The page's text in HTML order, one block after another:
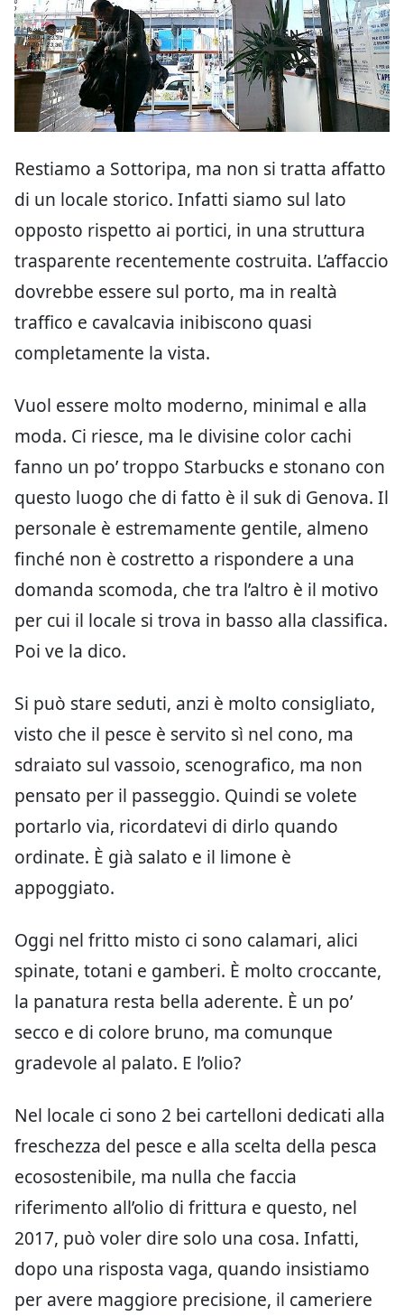
Restiamo a Sottoripa, ma non si tratta affatto
di un locale storico. Infatti siamo sul lato
opposto rispetto ai portici, in una struttura
trasparente recentemente costruita. L’affaccio
dovrebbe essere sul porto, ma in realtà
traffico e cavalcavia inibiscono quasi
completamente la vista.
Vuol essere molto moderno, minimal e alla
moda. Ci riesce, ma le divisine color cachi
fanno un po’ troppo Starbucks e stonano con
questo luogo che di fatto è il suk di Genova. Il
personale è estremamente gentile, almeno
finché non è costretto a rispondere a una
domanda scomoda, che tra l’altro è il motivo
per cui il locale si trova in basso alla classifica.
Poi ve la dico.
Si può stare seduti, anzi è molto consigliato,
visto che il pesce è servito sì nel cono, ma
sdraiato sul vassoio, scenografico, ma non
pensato per il passeggio. Quindi se volete
portarlo via, ricordatevi di dirlo quando
ordinate. È già salato e il limone è
appoggiato.
Oggi nel fritto misto ci sono calamari, alici
spinate, totani e gamberi. È molto croccante,
la panatura resta bella aderente. È un po’
secco e di colore bruno, ma comunque
gradevole al palato. E l’olio?
Nel locale ci sono 2 bei cartelloni dedicati alla
freschezza del pesce e alla scelta della pesca
ecosostenibile, ma nulla che faccia
riferimento all’olio di frittura e questo, nel
2017, può voler dire solo una cosa. Infatti,
dopo una risposta vaga, quando insistiamo
per avere maggiore precisione, il cameriere